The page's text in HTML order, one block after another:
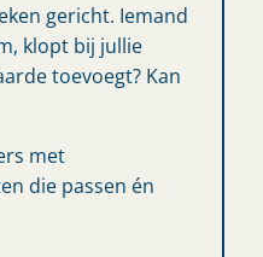
gericht. Iemand
klopt bij jullie
toevoegt? Kan
met
die passen én